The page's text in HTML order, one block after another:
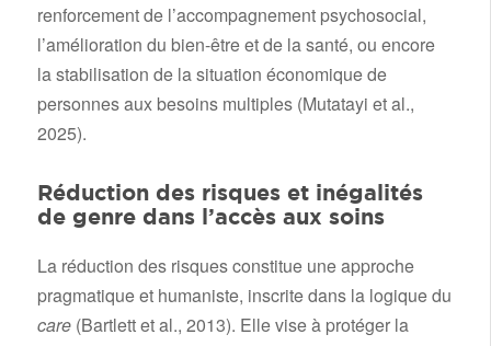
renforcement de l’accompagnement psychosocial,
l’amélioration du bien-être et de la santé, ou encore
la stabilisation de la situation économique de
personnes aux besoins multiples (Mutatayi et al.,
2025).
Réduction des risques et inégalités
de genre dans l’accès aux soins
La réduction des risques constitue une approche
pragmatique et humaniste, inscrite dans la logique du
care(Bartlett et al., 2013). Elle vise à protéger la